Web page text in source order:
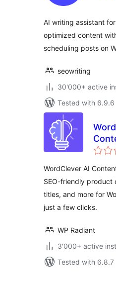
AI writing assistant
optimized content
scheduling posts on
seowriting
30'000+ active
Tested with 6.9.6
WordClever AI
SEO-friendly product
titles, and more for
just a few clicks.
WP Radiant
3'000+ active
Tested with 6.8.7